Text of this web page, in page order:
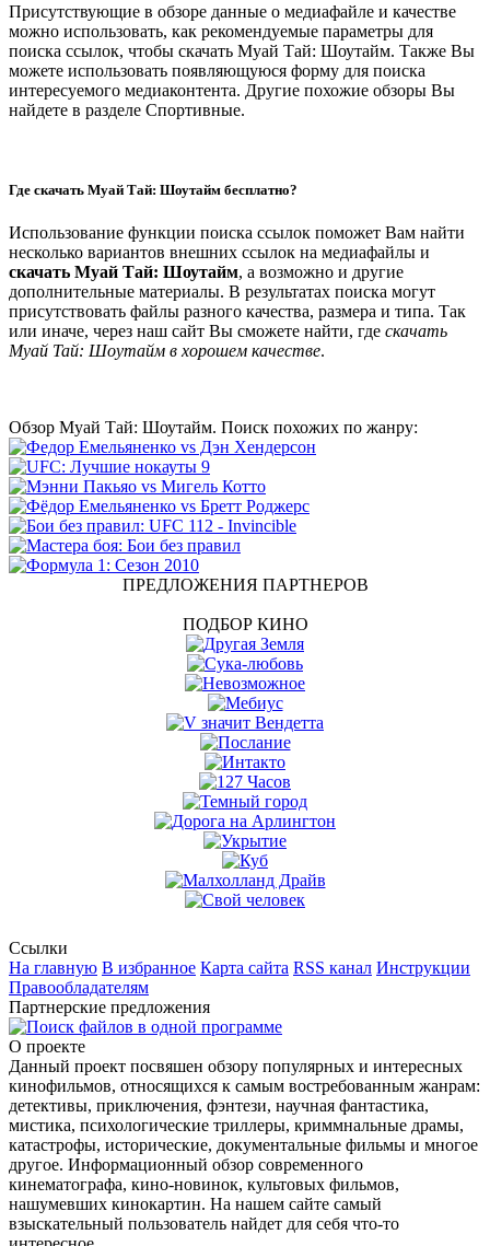
Присутствующие в обзоре данные о медиафайле и качестве
можно использовать, как рекомендуемые параметры для
поиска ссылок, чтобы скачать Муай Тай: Шоутайм. Также Вы
можете использовать появляющуюся форму для поиска
интересуемого медиаконтента. Другие похожие обзоры Вы
найдете в разделе Спортивные.
Где скачать Муай Тай: Шоутайм бесплатно?
Использование функции поиска ссылок поможет Вам найти
несколько вариантов внешних ссылок на медиафайлы и
скачать Муай Тай: Шоутайм, а возможно и другие
дополнительные материалы. В результатах поиска могут
присутствовать файлы разного качества, размера и типа. Так
или иначе, через наш сайт Вы сможете найти, где скачать
Муай Тай: Шоутайм в хорошем качестве.
Обзор Муай Тай: Шоутайм. Поиск похожих по жанру:
ПРЕДЛОЖЕНИЯ ПАРТНЕРОВ
ПОДБОР КИНО
Ссылки
На главную В избранное Карта сайта RSS канал Инструкции
Правообладателям
Партнерские предложения
О проекте
Данный проект посвяшен обзору популярных и интересных
кинофильмов, относящихся к самым востребованным жанрам:
детективы, приключения, фэнтези, научная фантастика,
мистика, психологические триллеры, криммнальные драмы,
катастрофы, исторические, документальные фильмы и многое
другое. Информационный обзор современного
кинематографа, кино-новинок, культовых фильмов,
нашумевших кинокартин. На нашем сайте самый
взыскательный пользователь найдет для себя что-то